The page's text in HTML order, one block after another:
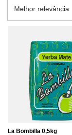
Alterar a ordenação
Melhor relevância
La Bombilla 0,5kg